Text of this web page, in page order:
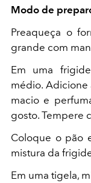
Modo de
Preaqueça o
grande com
Em uma
médio. Adicione
macio e
gosto. Tempere
Coloque o pão
mistura da
Em uma tigela,